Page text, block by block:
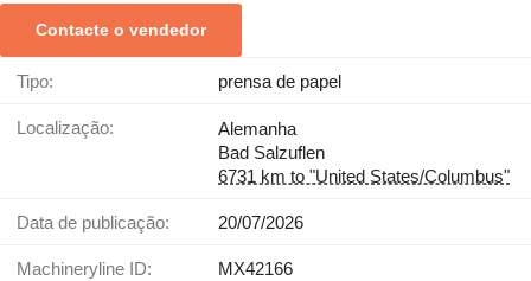
Contacte o vendedor
Tipo: prensa de papel
Localização:
Alemanha
Bad Salzuflen
6731 km to "United States/Columbus"
Data de publicação: 20/07/2026
Machineryline ID: MX42166